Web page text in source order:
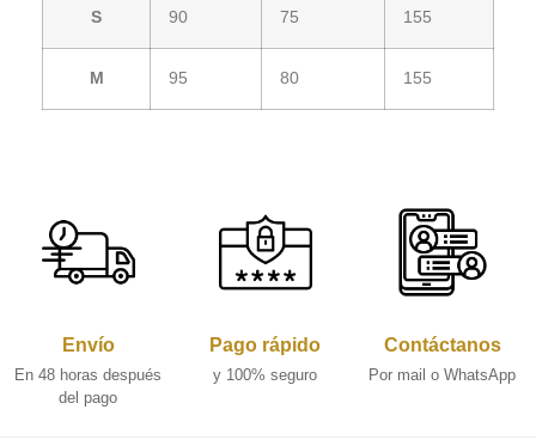
S 90 75 155
M 95 80 155
Envío
En 48 horas después
del pago
Pago rápido
y 100% seguro
Contáctanos
Por mail o WhatsApp